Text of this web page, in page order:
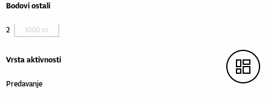
1000 m
Bodovi ostali
2
Vrsta aktivnosti
Predavanje